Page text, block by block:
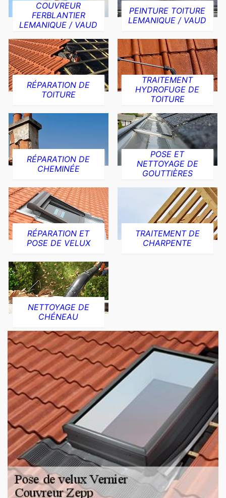
COUVREUR
FERBLANTIER
LEMANIQUE / VAUD
PEINTURE TOITURE
LEMANIQUE / VAUD
RÉPARATION DE
TOITURE
TRAITEMENT
HYDROFUGE DE
TOITURE
RÉPARATION DE
CHEMINÉE
POSE ET
NETTOYAGE DE
GOUTTIÈRES
RÉPARATION ET
POSE DE VELUX
TRAITEMENT DE
CHARPENTE
NETTOYAGE DE
CHÉNEAU